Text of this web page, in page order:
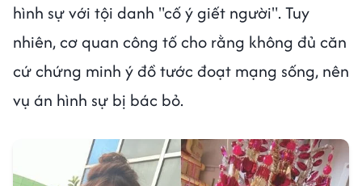
hình sự với tội danh "cố ý giết người". Tuy
nhiên, cơ quan công tố cho rằng không đủ căn
cứ chứng minh ý đồ tước đoạt mạng sống, nên
vụ án hình sự bị bác bỏ.